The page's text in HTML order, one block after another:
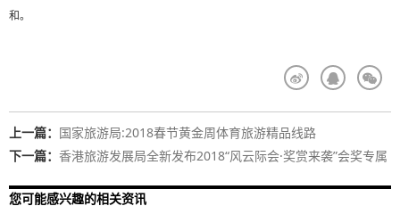
和。
上一篇： 国家旅游局:2018春节黄金周体育旅游精品线路
下一篇： 香港旅游发展局全新发布2018“风云际会·奖赏来袭”会奖专属
您可能感兴趣的相关资讯